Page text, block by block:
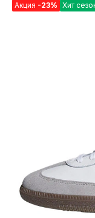
Акция -23% Хит